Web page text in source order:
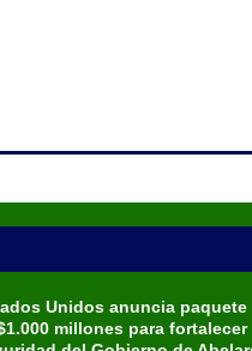
Unidos anuncia paquete
millones para fortalecer